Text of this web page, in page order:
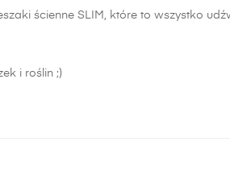
ścienne SLIM, które to wszystko
i roślin ;)